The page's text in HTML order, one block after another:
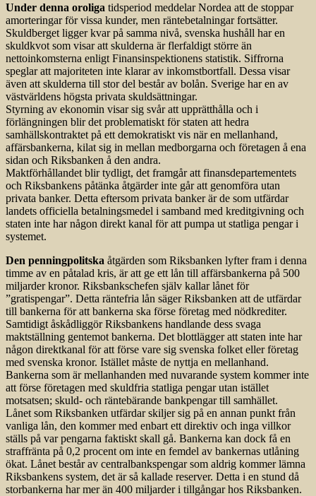
Under denna oroliga tidsperiod meddelar Nordea att de stoppar
amorteringar för vissa kunder, men räntebetalningar fortsätter.
Skuldberget ligger kvar på samma nivå, svenska hushåll har en
skuldkvot som visar att skulderna är flerfaldigt större än
nettoinkomsterna enligt Finansinspektionens statistik. Siffrorna
speglar att majoriteten inte klarar av inkomstbortfall. Dessa visar
även att skulderna till stor del består av bolån. Sverige har en av
västvärldens högsta privata skuldsättningar.
Styrning av ekonomin visar sig svår att upprätthålla och i
förlängningen blir det problematiskt för staten att hedra
samhällskontraktet på ett demokratiskt vis när en mellanhand,
affärsbankerna, kilat sig in mellan medborgarna och företagen å ena
sidan och Riksbanken å den andra.
Maktförhållandet blir tydligt, det framgår att finansdepartementets
och Riksbankens påtänka åtgärder inte går att genomföra utan
privata banker. Detta eftersom privata banker är de som utfärdar
landets officiella betalningsmedel i samband med kreditgivning och
staten inte har någon direkt kanal för att pumpa ut statliga pengar i
systemet.
Den penningpolitska åtgärden som Riksbanken lyfter fram i denna
timme av en påtalad kris, är att ge ett lån till affärsbankerna på 500
miljarder kronor. Riksbankschefen själv kallar lånet för
”gratispengar”. Detta räntefria lån säger Riksbanken att de utfärdar
till bankerna för att bankerna ska förse företag med nödkrediter.
Samtidigt åskådliggör Riksbankens handlande dess svaga
maktställning gentemot bankerna. Det blottlägger att staten inte har
någon direktkanal för att förse vare sig svenska folket eller företag
med svenska kronor. Istället måste de nyttja en mellanhand.
Bankerna som är mellanhanden med nuvarande system kommer inte
att förse företagen med skuldfria statliga pengar utan istället
motsatsen; skuld- och räntebärande bankp­engar till samhället.
Lånet som Riksbanken utfärdar skiljer sig på en annan punkt från
vanliga lån, den kommer med enbart ett direktiv och inga villkor
ställs på var pengarna faktiskt skall gå. Bankerna kan dock få en
straffränta på 0,2 procent om inte en femdel av bankernas utlåning
ökat. Lånet består av centralbankspengar som aldrig kommer lämna
Riksbankens system, det är så kallade reserver. Detta i en stund då
storbankerna har mer än 400 miljarder i tillgångar hos Riksbanken.